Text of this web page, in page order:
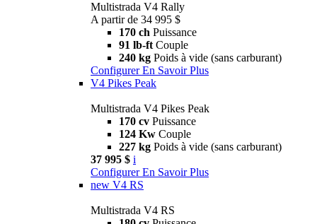
Multistrada V4 Rally
A partir de 34 995 $
170 ch Puissance
91 lb-ft Couple
240 kg Poids à vide (sans carburant)
Configurer En Savoir Plus
V4 Pikes Peak
Multistrada V4 Pikes Peak
170 cv Puissance
124 Kw Couple
227 kg Poids à vide (sans carburant)
37 995 $ i
Configurer En Savoir Plus
new V4 RS
Multistrada V4 RS